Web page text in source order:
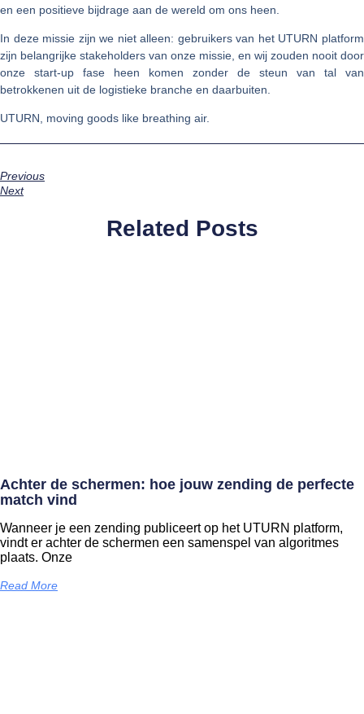
en een positieve bijdrage aan de wereld om ons heen.
In deze missie zijn we niet alleen: gebruikers van het UTURN platform
zijn belangrijke stakeholders van onze missie, en wij zouden nooit door
onze start-up fase heen komen zonder de steun van tal van
betrokkenen uit de logistieke branche en daarbuiten.
UTURN, moving goods like breathing air.
Previous
Next
Related Posts
Achter de schermen: hoe jouw zending de perfecte
match vind
Wanneer je een zending publiceert op het UTURN platform,
vindt er achter de schermen een samenspel van algoritmes
plaats. Onze
Read More